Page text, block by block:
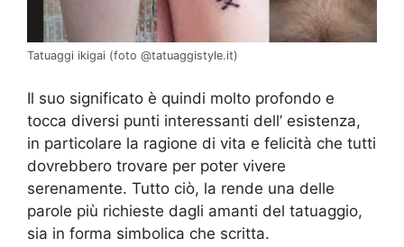
Tatuaggi ikigai (foto @tatuaggistyle.it)
Il suo significato è quindi molto profondo e
tocca diversi punti interessanti dell’ esistenza,
in particolare la ragione di vita e felicità che tutti
dovrebbero trovare per poter vivere
serenamente. Tutto ciò, la rende una delle
parole più richieste dagli amanti del tatuaggio,
sia in forma simbolica che scritta.